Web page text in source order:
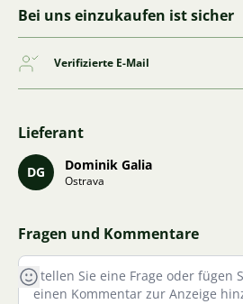
Bei uns einzukaufen ist sicher
Verifizierte E-Mail
Lieferant
DG Dominik Galia
Ostrava
Fragen und Kommentare